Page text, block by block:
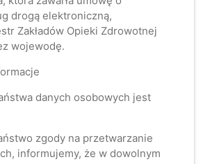
drogą elektroniczną,
Zakładów Opieki Zdrowotnej
wojewodę.
danych osobowych jest
zgody na przetwarzanie
informujemy, że w dowolnym